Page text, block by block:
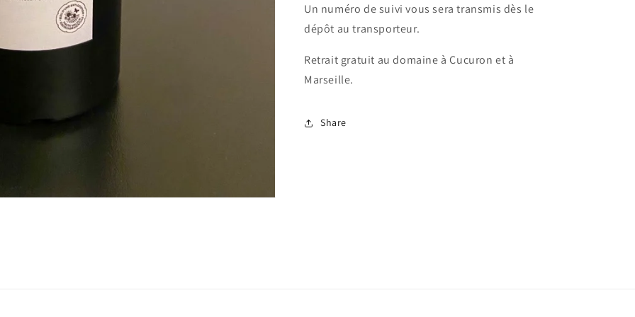
Un numéro de suivi vous sera transmis dès le
dépôt au transporteur.
Retrait gratuit au domaine à Cucuron et à
Marseille.
Share